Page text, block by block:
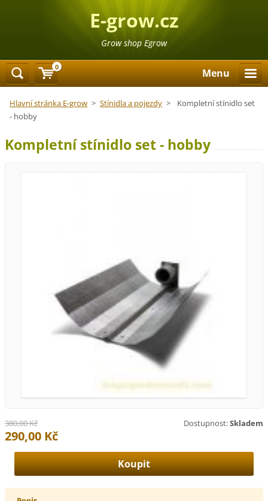
E-grow.cz
Grow shop Egrow
Menu
Hlavní stránka E-grow > Stínidla a pojezdy >
Kompletní stínidlo set
- hobby
Kompletní stínidlo set - hobby
Dostupnost:Skladem
380,00 Kč
290,00 Kč
0